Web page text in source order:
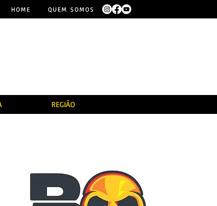
HOME QUEM SOMOS
REGIÃO